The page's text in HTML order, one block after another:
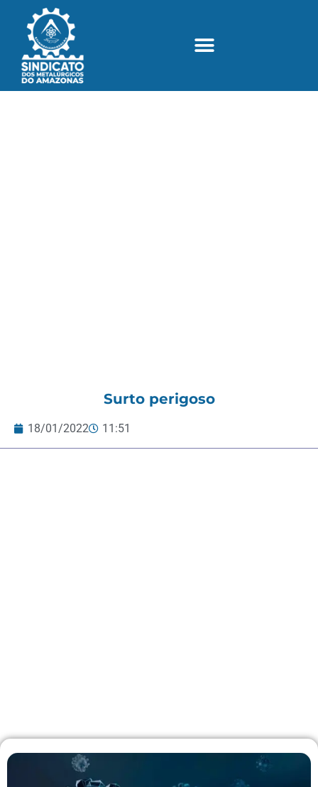
Surto perigoso
18/01/2022 11:51